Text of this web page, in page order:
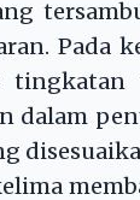
Pada
tingkatan
dalam